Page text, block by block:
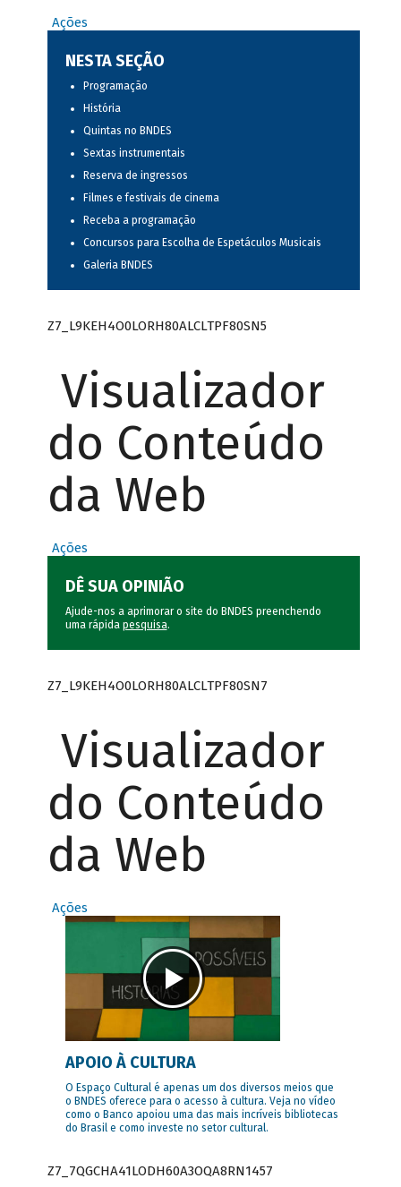
Ações
NESTA SEÇÃO
Programação
História
Quintas no BNDES
Sextas instrumentais
Reserva de ingressos
Filmes e festivais de cinema
Receba a programação
Concursos para Escolha de Espetáculos Musicais
Galeria BNDES
Z7_L9KEH4O0LORH80ALCLTPF80SN5
Visualizador
do Conteúdo
da Web
Ações
DÊ SUA OPINIÃO
Ajude-nos a aprimorar o site do BNDES preenchendo
uma rápida pesquisa.
Z7_L9KEH4O0LORH80ALCLTPF80SN7
Visualizador
do Conteúdo
da Web
Ações
APOIO À CULTURA
O Espaço Cultural é apenas um dos diversos meios que
o BNDES oferece para o acesso à cultura. Veja no vídeo
como o Banco apoiou uma das mais incríveis bibliotecas
do Brasil e como investe no setor cultural.
Z7_7QGCHA41LODH60A3OQA8RN1457